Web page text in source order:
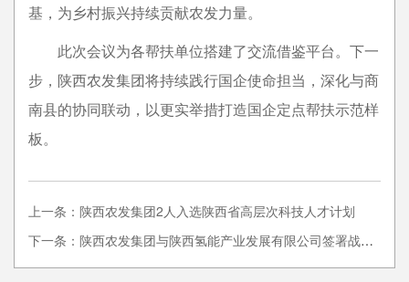
基，为乡村振兴持续贡献农发力量。
此次会议为各帮扶单位搭建了交流借鉴平台。下一
步，陕西农发集团将持续践行国企使命担当，深化与商
南县的协同联动，以更实举措打造国企定点帮扶示范样
板。
上一条：陕西农发集团2人入选陕西省高层次科技人才计划
下一条：陕西农发集团与陕西氢能产业发展有限公司签署战略合作协议